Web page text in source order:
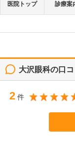
医院トップ 診療案
大沢眼科の口コ
2 件